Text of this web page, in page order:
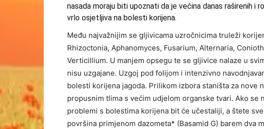
nasada moraju biti upoznati da je većina danas raširenih i
vrlo osjetljiva na bolesti korijena.
Među najvažnijim se gljivicama uzročnicima truleži
Rhizoctonia, Aphanomyces, Fusarium, Alternaria,
Verticillium. U manjem opsegu te se gljivice nalaze u
nisu uzgajane. Uzgoj pod folijom i intenzivno
bolesti korijena jagoda. Prilikom izbora staništa za nove
propusnim tlima s većim udjelom organske tvari. Ako se
problemi s bolestima korijena bit će učestaliji, a štete
površina primjenom dazometa* (Basamid G) barem dva